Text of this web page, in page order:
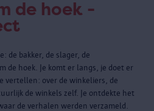
de hoek -
de bakker, de slager, de
de hoek. Je komt er langs, je doet er
vertellen: over de winkeliers, de
de winkels zelf. Je ontdekte het
de verhalen werden verzameld.